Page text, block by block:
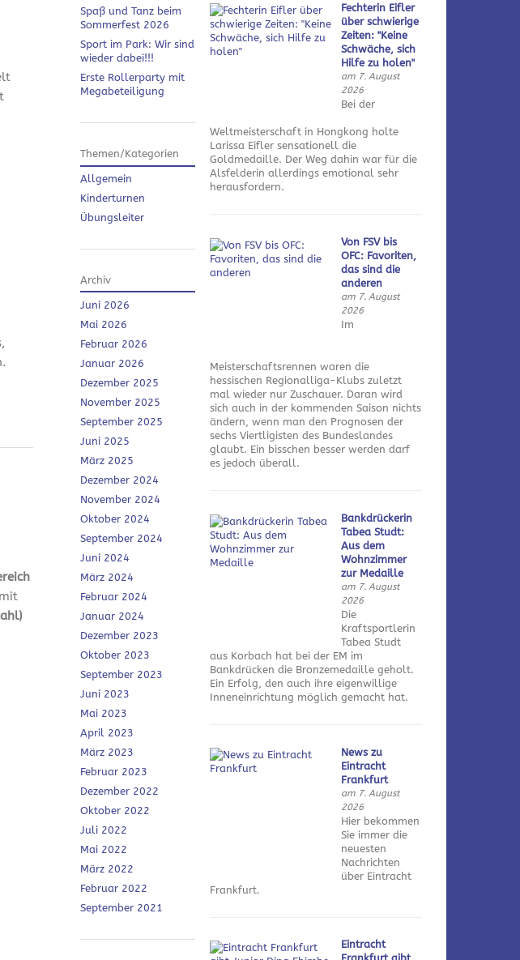
Spaß und Tanz beim
Sommerfest 2026
Sport im Park: Wir sind
wieder dabei!!!
Erste Rollerparty mit
Megabeteiligung
Themen/Kategorien
Allgemein
Kinderturnen
Übungsleiter
Archiv
Juni 2026
Mai 2026
Februar 2026
Januar 2026
Dezember 2025
November 2025
September 2025
Juni 2025
März 2025
Dezember 2024
November 2024
Oktober 2024
September 2024
Juni 2024
März 2024
Februar 2024
Januar 2024
Dezember 2023
Oktober 2023
September 2023
Juni 2023
Mai 2023
April 2023
März 2023
Februar 2023
Dezember 2022
Oktober 2022
Juli 2022
Mai 2022
März 2022
Februar 2022
September 2021
Fechterin Eifler
über schwierige
Zeiten: "Keine
Schwäche, sich
Hilfe zu holen"
am 7. August
2026
Bei der
Weltmeisterschaft in Hongkong holte
Larissa Eifler sensationell die
Goldmedaille. Der Weg dahin war für die
Alsfelderin allerdings emotional sehr
herausfordern.
Von FSV bis
OFC: Favoriten,
das sind die
anderen
am 7. August
2026
Im
Meisterschaftsrennen waren die
hessischen Regionalliga-Klubs zuletzt
mal wieder nur Zuschauer. Daran wird
sich auch in der kommenden Saison nichts
ändern, wenn man den Prognosen der
sechs Viertligisten des Bundeslandes
glaubt. Ein bisschen besser werden darf
es jedoch überall.
Bankdrückerin
Tabea Studt:
Aus dem
Wohnzimmer
zur Medaille
am 7. August
2026
Die
Kraftsportlerin
Tabea Studt
aus Korbach hat bei der EM im
Bankdrücken die Bronzemedaille geholt.
Ein Erfolg, den auch ihre eigenwillige
Inneneinrichtung möglich gemacht hat.
News zu
Eintracht
Frankfurt
am 7. August
2026
Hier bekommen
Sie immer die
neuesten
Nachrichten
über Eintracht
Frankfurt.
Eintracht